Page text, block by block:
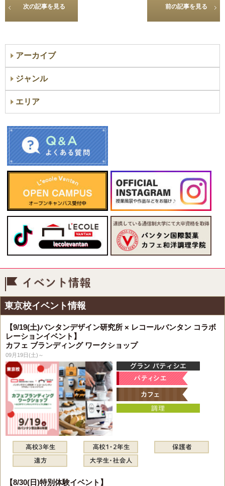
次の記事を見る 前の記事を見る
アーカイブ
ジャンル
エリア
東京校イベント情報
【9/19(土)バンタンデザイン研究所 × レコールバンタン コラボ
レーションイベント】
カフェ ブランディング ワークショップ
09月19日(土)～
【8/30(日)特別体験イベント】